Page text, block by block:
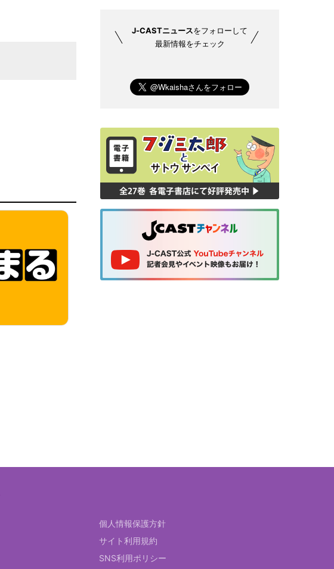
J-CASTニュースをフォローして
最新情報をチェック
個人情報保護方針
サイト利用規約
SNS利用ポリシー